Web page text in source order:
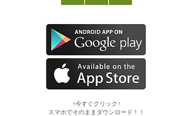
​↑今すぐクリック↑
スマホでそのままダウンロード！！